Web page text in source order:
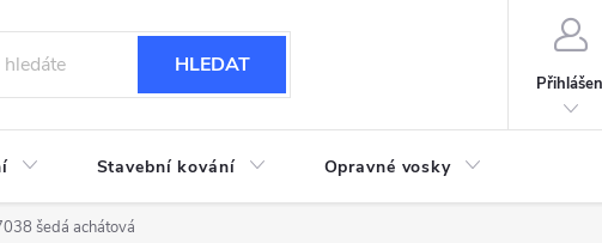
HLEDAT
Stavební kování Opravné vosky
šedá achátová